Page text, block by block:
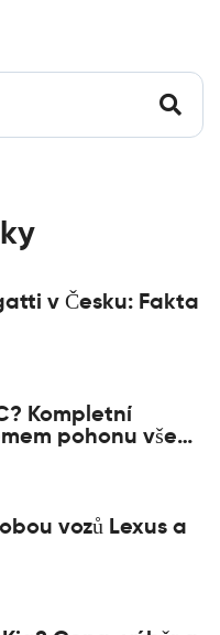
v Česku: Fakta
Kompletní
pohonu všech
vozů Lexus a